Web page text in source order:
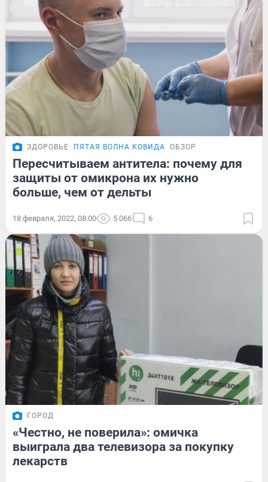
ЗДОРОВЬЕ ПЯТАЯ ВОЛНА КОВИДА ОБЗОР
Пересчитываем антитела: почему для
защиты от омикрона их нужно
больше, чем от дельты
18 февраля, 2022, 08:00 5 066 6
ГОРОД
«Честно, не поверила»: омичка
выиграла два телевизора за покупку
лекарств